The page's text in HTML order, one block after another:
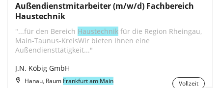
Außendienstmitarbeiter (m/w/d) Fachbereich
Haustechnik
"...für den Bereich Haustechnik für die Region Rheingau,
Main-Taunus-KreisWir bieten Ihnen eine
Außendiensttätigkeit..."
J.N. Köbig GmbH
Hanau, Raum Frankfurt am Main Vollzeit